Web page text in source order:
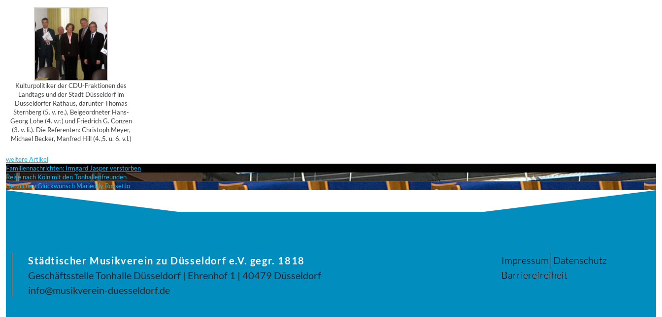
Kulturpolitiker der CDU-Fraktionen des
Landtags und der Stadt Düsseldorf im
Düsseldorfer Rathaus, darunter Thomas
Sternberg (5. v. re.), Beigeordneter Hans-
Georg Lohe (4. v.r.) und Friedrich G. Conzen
(3. v. li.). Die Referenten: Christoph Meyer,
Michael Becker, Manfred Hill (4.,5. u. 6. v.l.)
weitere Artikel
Familiennachrichten: Irmgard Jasper verstorben
Reise nach Köln mit den Tonhallenfreunden
Herzlichen Glückwunsch Marieddy Rossetto
Städtischer Musikverein zu Düsseldorf e.V. gegr. 1818
Geschäftsstelle Tonhalle Düsseldorf | Ehrenhof 1 | 40479 Düsseldorf
info@musikverein-duesseldorf.de
Impressum Datenschutz
Barrierefreiheit